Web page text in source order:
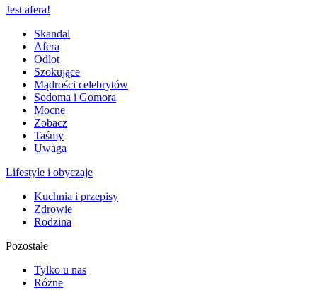
Jest afera!
Skandal
Afera
Odlot
Szokujące
Mądrości celebrytów
Sodoma i Gomora
Mocne
Zobacz
Taśmy
Uwaga
Lifestyle i obyczaje
Kuchnia i przepisy
Zdrowie
Rodzina
Pozostałe
Tylko u nas
Różne